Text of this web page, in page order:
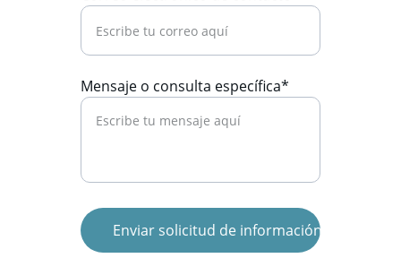
Mensaje o consulta específica*
Enviar solicitud de información